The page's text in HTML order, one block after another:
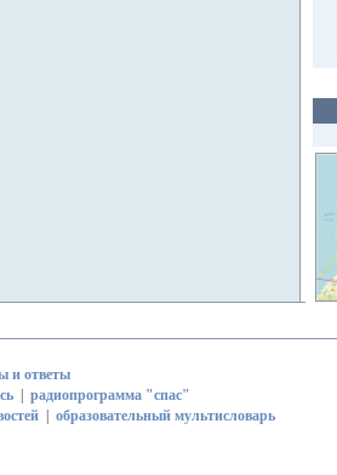
и ответы
радиопрограмма "спас"
| образовательный мультисловарь